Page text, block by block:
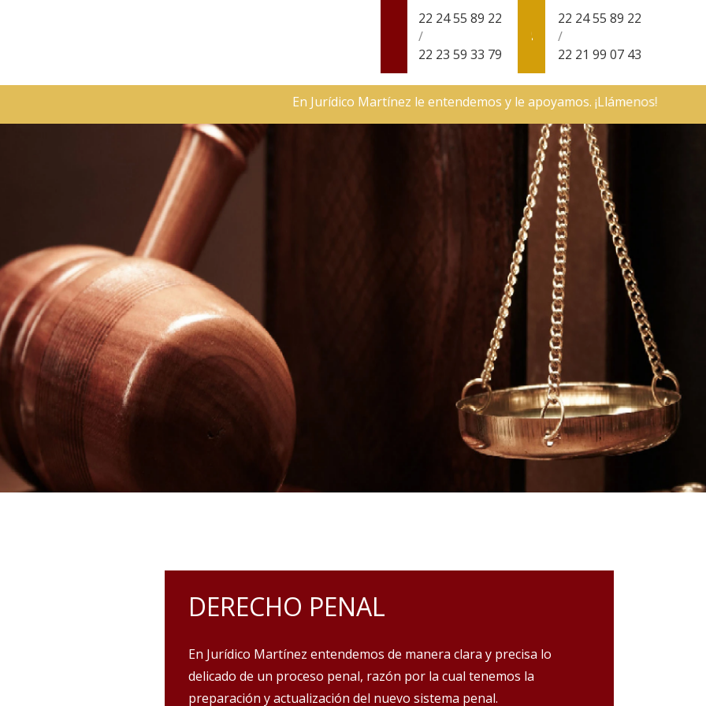
22 24 55 89 22
/
22 23 59 33 79
22 24 55 89 22
/
22 21 99 07 43
En Jurídico Martínez le entendemos y le apoyamos. ¡Llámenos!
DERECHO PENAL
En Jurídico Martínez entendemos de manera clara y precisa lo
delicado de un proceso penal, razón por la cual tenemos la
preparación y actualización del nuevo sistema penal.